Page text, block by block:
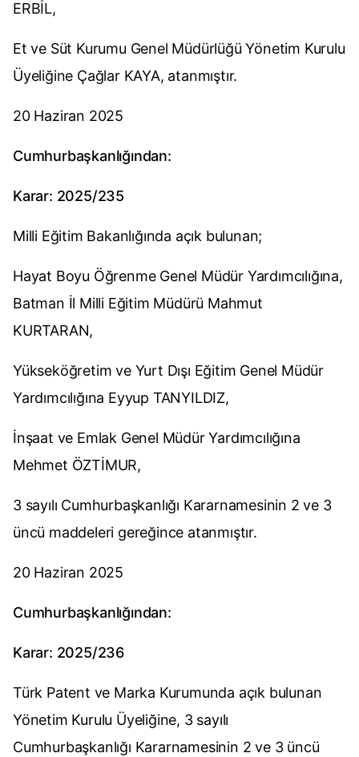
ERBİL,
Et ve Süt Kurumu Genel Müdürlüğü Yönetim Kurulu
Üyeliğine Çağlar KAYA, atanmıştır.
20 Haziran 2025
Cumhurbaşkanlığından:
Karar: 2025/235
Milli Eğitim Bakanlığında açık bulunan;
Hayat Boyu Öğrenme Genel Müdür Yardımcılığına,
Batman İl Milli Eğitim Müdürü Mahmut
KURTARAN,
Yükseköğretim ve Yurt Dışı Eğitim Genel Müdür
Yardımcılığına Eyyup TANYILDIZ,
İnşaat ve Emlak Genel Müdür Yardımcılığına
Mehmet ÖZTİMUR,
3 sayılı Cumhurbaşkanlığı Kararnamesinin 2 ve 3
üncü maddeleri gereğince atanmıştır.
20 Haziran 2025
Cumhurbaşkanlığından:
Karar: 2025/236
Türk Patent ve Marka Kurumunda açık bulunan
Yönetim Kurulu Üyeliğine, 3 sayılı
Cumhurbaşkanlığı Kararnamesinin 2 ve 3 üncü